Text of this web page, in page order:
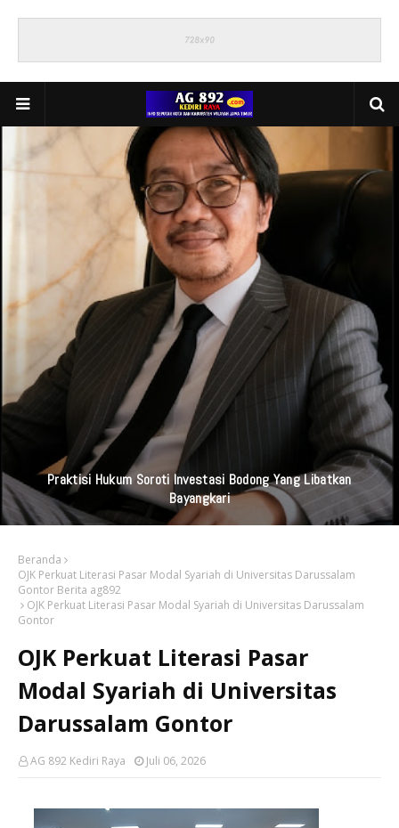
Praktisi Hukum Soroti Investasi Bodong Yang Libatkan
Bayangkari
Beranda
OJK Perkuat Literasi Pasar Modal Syariah di Universitas Darussalam
Gontor Berita ag892
OJK Perkuat Literasi Pasar Modal Syariah di Universitas Darussalam
Gontor
OJK Perkuat Literasi Pasar
Modal Syariah di Universitas
Darussalam Gontor
AG 892 Kediri Raya Juli 06, 2026